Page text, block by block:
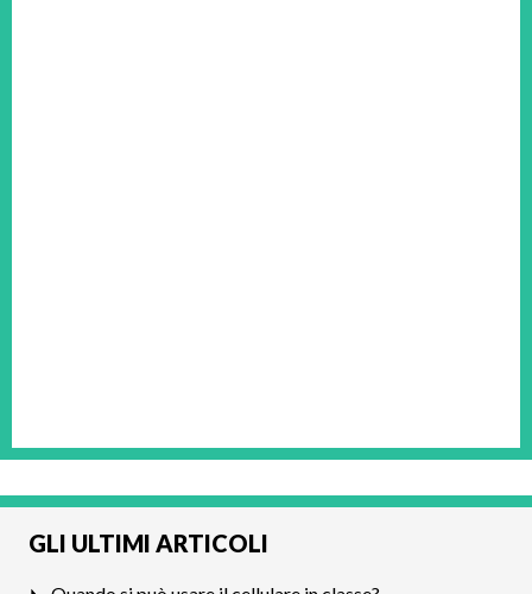
GLI ULTIMI ARTICOLI